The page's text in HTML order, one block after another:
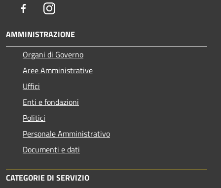
FacebookInstagram
AMMINISTRAZIONE
Organi di Governo
Aree Amministrative
Uffici
Enti e fondazioni
Politici
Personale Amministrativo
Documenti e dati
CATEGORIE DI SERVIZIO